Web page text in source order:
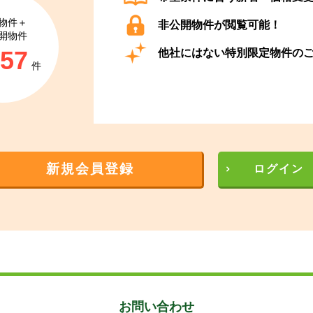
件＋
物件
件
非公開物件が閲覧可能！
他社にはない特別限定物件の
新規会員登録 ログイン
お問い合わせ